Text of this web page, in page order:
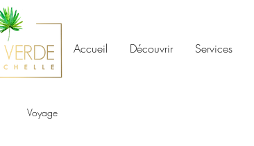
Accueil Découvrir Services
Voyage